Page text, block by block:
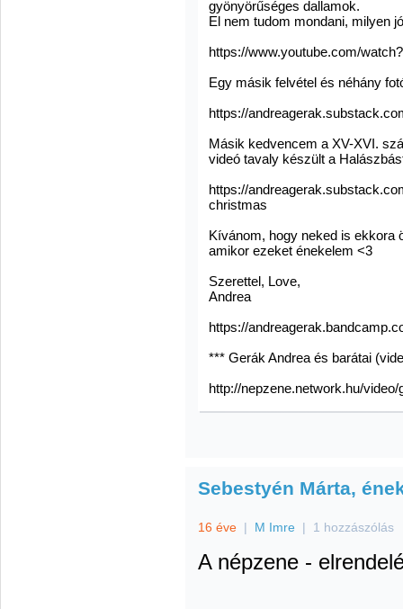
gyönyörűséges dallamok.
El nem tudom mondani, milyen
https://www.youtube.com/
Egy másik felvétel és néhány
https://
Másik kedvencem a XV-XVI.
videó tavaly készült a
https://
christmas
Kívánom, hogy neked is ekkora
amikor ezeket énekelem <3
Szerettel, Love,
Andrea
https://
*** Gerák Andrea és barátai
http://nepzene.network.hu/
Sebestyén Márta,
16 éve | M Imre | 1 hozzászólás
A népzene -